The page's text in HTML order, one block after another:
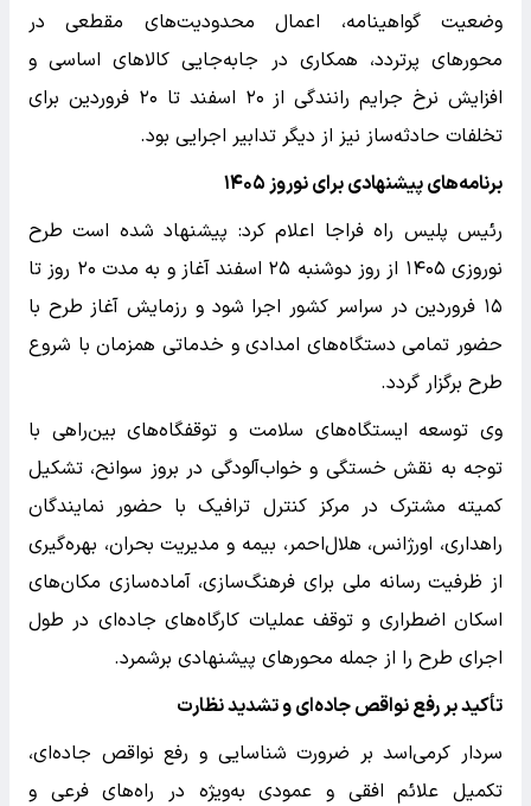
وضعیت گواهینامه، اعمال محدودیت‌های مقطعی در
محور‌های پرتردد، همکاری در جابه‌جایی کالا‌های اساسی و
افزایش نرخ جرایم رانندگی از ۲۰ اسفند تا ۲۰ فروردین برای
تخلفات حادثه‌ساز نیز از دیگر تدابیر اجرایی بود.
برنامه‌های پیشنهادی برای نوروز ۱۴۰۵
رئیس پلیس راه فراجا اعلام کرد: پیشنهاد شده است طرح
نوروزی ۱۴۰۵ از روز دوشنبه ۲۵ اسفند آغاز و به مدت ۲۰ روز تا
۱۵ فروردین در سراسر کشور اجرا شود و رزمایش آغاز طرح با
حضور تمامی دستگاه‌های امدادی و خدماتی همزمان با شروع
طرح برگزار گردد.
وی توسعه ایستگاه‌های سلامت و توقفگاه‌های بین‌راهی با
توجه به نقش خستگی و خواب‌آلودگی در بروز سوانح، تشکیل
کمیته مشترک در مرکز کنترل ترافیک با حضور نمایندگان
راهداری، اورژانس، هلال‌احمر، بیمه و مدیریت بحران، بهره‌گیری
از ظرفیت رسانه ملی برای فرهنگ‌سازی، آماده‌سازی مکان‌های
اسکان اضطراری و توقف عملیات کارگاه‌های جاده‌ای در طول
اجرای طرح را از جمله محور‌های پیشنهادی برشمرد.
تأکید بر رفع نواقص جاده‌ای و تشدید نظارت
سردار کرمی‌اسد بر ضرورت شناسایی و رفع نواقص جاده‌ای،
تکمیل علائم افقی و عمودی به‌ویژه در راه‌های فرعی و